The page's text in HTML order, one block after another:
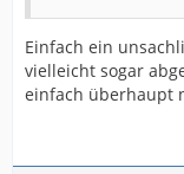
Einfach ein
vielleicht sogar
einfach überhaupt